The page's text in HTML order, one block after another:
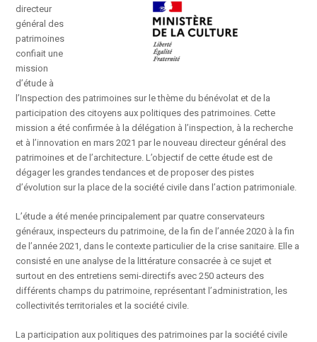
directeur
général des
patrimoines
confiait une
mission
d’étude à
l’Inspection des patrimoines sur le thème du bénévolat et de la
participation des citoyens aux politiques des patrimoines. Cette
mission a été confirmée à la délégation à l’inspection, à la recherche
et à l’innovation en mars 2021 par le nouveau directeur général des
patrimoines et de l’architecture. L’objectif de cette étude est de
dégager les grandes tendances et de proposer des pistes
d’évolution sur la place de la société civile dans l’action patrimoniale.
L’étude a été menée principalement par quatre conservateurs
généraux, inspecteurs du patrimoine, de la fin de l’année 2020 à la fin
de l’année 2021, dans le contexte particulier de la crise sanitaire. Elle a
consisté en une analyse de la littérature consacrée à ce sujet et
surtout en des entretiens semi-directifs avec 250 acteurs des
différents champs du patrimoine, représentant l’administration, les
collectivités territoriales et la société civile.
La participation aux politiques des patrimoines par la société civile